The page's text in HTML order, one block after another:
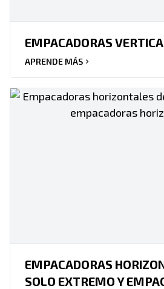
EMPACADORAS
APRENDE MÁS
EMPACADORAS
SOLO EXTREMO Y